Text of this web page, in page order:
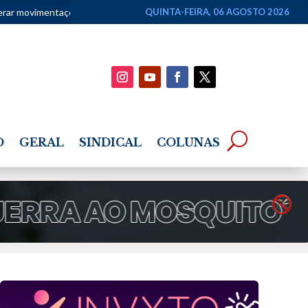
como renda Superintendentes da PF defendem
QUINTA-FEIRA, 06 AGOSTO 2026
GERAL SINDICAL COLUNAS